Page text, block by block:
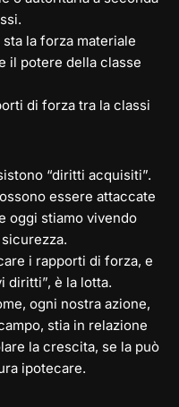
la forza materiale
il potere della classe
di forza tra la classi
“diritti acquisiti”.
essere attaccate
oggi stiamo vivendo
i rapporti di forza, e
diritti”, è la lotta.
ogni nostra azione,
stia in relazione
la crescita, se la può
ipotecare.